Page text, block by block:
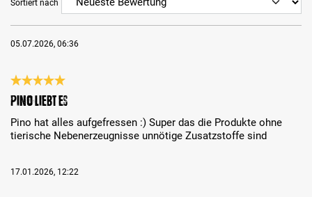
Sortiert nach
05.07.2026, 06:36
Bewertung mit 5 von 5 Sternen
Pino liebt es
Pino hat alles aufgefressen :) Super das die Produkte ohne
tierische Nebenerzeugnisse unnötige Zusatzstoffe sind
17.01.2026, 12:22